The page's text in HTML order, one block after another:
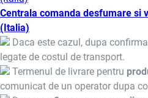
Centrala comanda desfumare si
(Italia)
Daca este cazul, dupa
legate de costul de transport.
Termenul de livrare pentru
comunicat de un operator dupa